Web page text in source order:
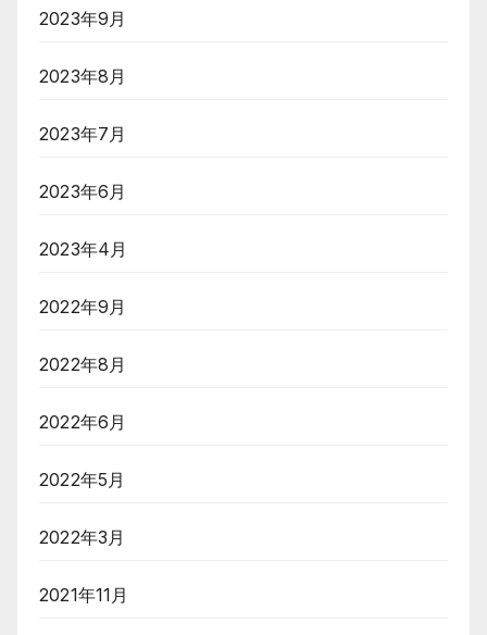
2023年9月
2023年8月
2023年7月
2023年6月
2023年4月
2022年9月
2022年8月
2022年6月
2022年5月
2022年3月
2021年11月